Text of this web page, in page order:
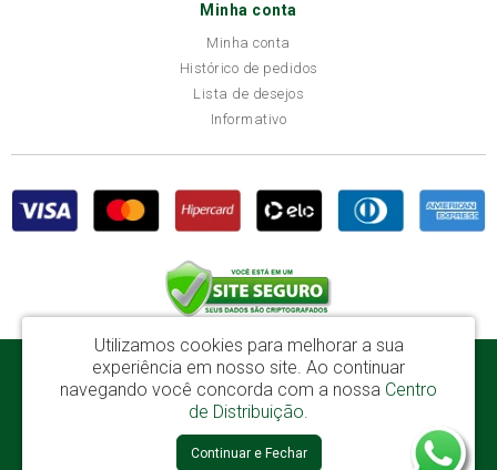
Minha conta
Minha conta
Histórico de pedidos
Lista de desejos
Informativo
Disba Móveis Salvador Ltda - CNPJ: 52.081.184/0001-65
Av. Cardeal Avelar Brandão Villela, 2696 - Mata Escura - Salvador / BA - CEP:
41219-600
Disba © 2026
Utilizamos cookies para melhorar a sua
experiência em nosso site. Ao continuar
navegando você concorda com a nossa Centro
de Distribuição.
Continuar e Fechar